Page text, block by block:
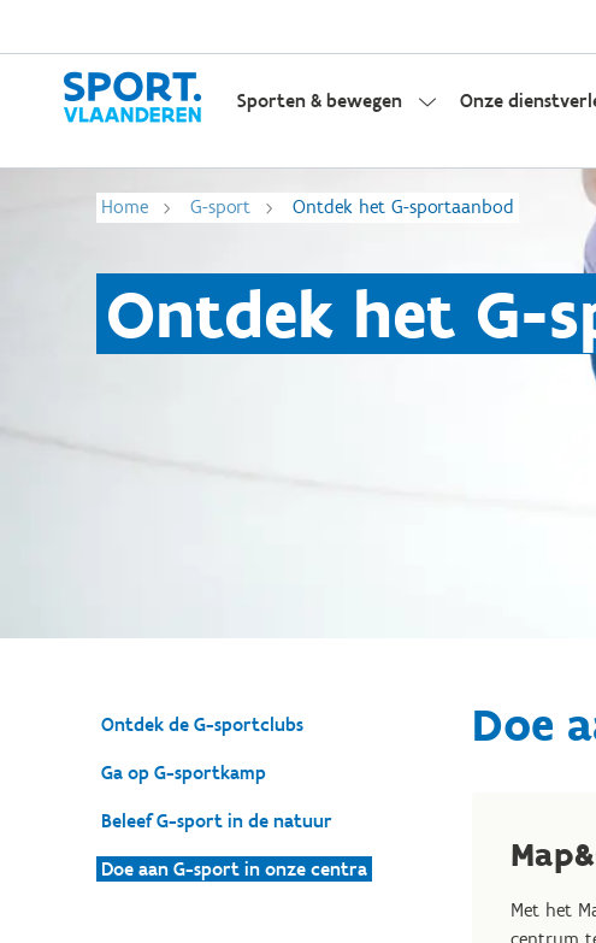
Sporten & bewegen Onze
Home G-sport Ontdek het G-sportaanbod
Ontdek het G-
Ontdek de G-sportclubs
Ga op G-sportkamp
Beleef G-sport in de natuur
Doe aan G-sport in onze centra
Doe
Met het